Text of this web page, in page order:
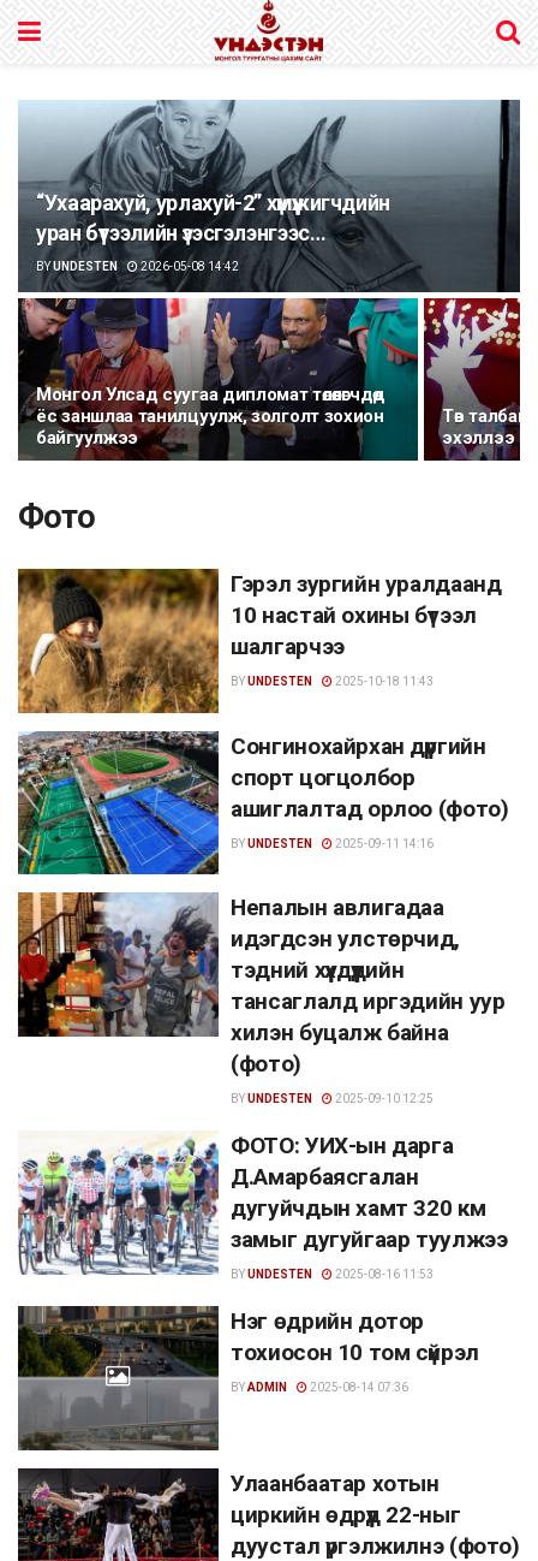
“Ухаарахуй, урлахуй-2” хүмүүжигчдийн
уран бүтээлийн үзэсгэлэнгээс…
BYUNDESTEN 2026-05-08 14:42
Монгол Улсад суугаа дипломат төлөөлөгчдөд
ёс заншлаа танилцуулж, золголт зохион
байгуулжээ
Төв
эхэллээ
Фото
Гэрэл зургийн уралдаанд
10 настай охины бүтээл
шалгарчээ
BYUNDESTEN 2025-10-18 11:43
Сонгинохайрхан дүүргийн
спорт цогцолбор
ашиглалтад орлоо (фото)
BYUNDESTEN 2025-09-11 14:16
Непалын авлигадаа
идэгдсэн улстөрчид,
тэдний хүүхдүүдийн
тансаглалд иргэдийн уур
хилэн буцалж байна
(фото)
BYUNDESTEN 2025-09-10 12:25
ФОТО: УИХ-ын дарга
Д.Амарбаясгалан
дугуйчдын хамт 320 км
замыг дугуйгаар туулжээ
BYUNDESTEN 2025-08-16 11:53
Нэг өдрийн дотор
тохиосон 10 том сүйрэл
BYADMIN 2025-08-14 07:36
Улаанбаатар хотын
циркийн өдрүүд 22-ныг
дуустал үргэлжилнэ (фото)